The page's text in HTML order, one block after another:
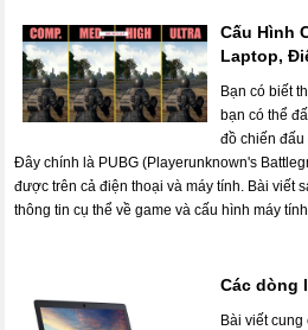
Cấu Hình
Laptop,
Bạn có biết
bạn có thể
đồ chiến
Đây chính là PUBG (Playerunknown's
được trên cả điện thoại và máy tính. Bài viết
thông tin cụ thể về game và cấu hình máy
Các dòng
Bài viết